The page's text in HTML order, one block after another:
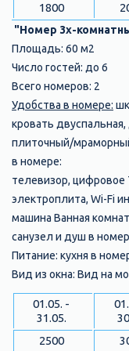
1800
"Номер 3х-
Площадь: 60 м2
Число гостей: до 6
Всего номеров: 2
Удобства в номере:
кровать
плиточный/
в номере:
телевизор, цифровое
электроплита, Wi-Fi
машина Ванная
санузел и душ в
Питание: кухня в
Вид из окна: Вид на
01.05. -
31.05.
2500